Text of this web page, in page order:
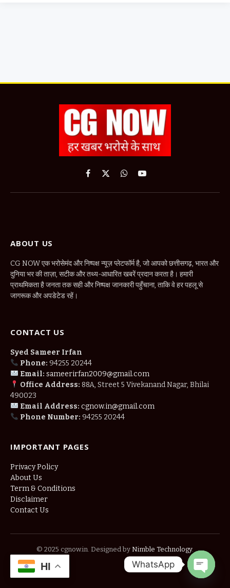
Facebook
X
WhatsApp
YouTube
ABOUT US
CG NOW एक भरोसेमंद और निष्पक्ष न्यूज़ प्लेटफॉर्म है, जो आपको छत्तीसगढ़, भारत और
दुनिया भर की ताज़ा, सटीक और तथ्य-आधारित खबरें प्रदान करता है। हमारी
प्राथमिकता है जनता तक सही और निष्पक्ष जानकारी पहुँचाना, ताकि वे हर पहलू से
जागरूक और अपडेटेड रहें।
CONTACT US
Syed Sameer Irfan
Phone: 94255 20244
Email: sameerirfan2009@gmail.com
Office Address: 88A, Street 5 Vivekanand Nagar, Bhilai
490023
Email Address: cgnow.in@gmail.com
Phone Number: 94255 20244
IMPORTANT PAGES
Privacy Policy
About Us
Term & Conditions
Disclaimer
Contact Us
© 2025 cgnow.in. Designed by Nimble Technology.
HI WhatsApp